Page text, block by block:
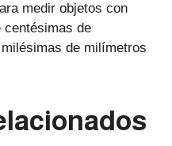
medir objetos con
centésimas de
de milímetros